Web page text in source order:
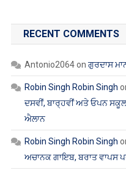
RECENT COMMENTS
Antonio2064on ਗੁਰਦਾਸ
Robin Singh Robin Singh
ਦਸਵੀਂ, ਬਾਰ੍ਹਵੀਂ ਅਤੇ ਓਪਨ
ਐਲਾਨ
Robin Singh Robin Singh
ਅਚਾਨਕ ਗਾਇਬ, ਬਰਾਤ ਵਾਪਸ